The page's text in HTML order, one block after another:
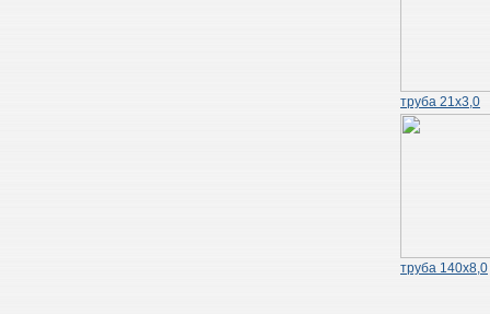
труба 21х3,0
труба 140х8,0